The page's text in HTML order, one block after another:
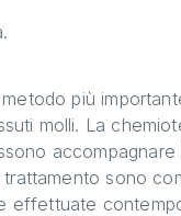
più
molli. La
sono
effettuate